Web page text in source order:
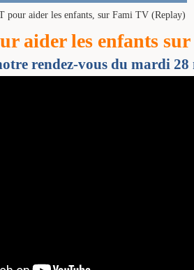
pour aider les enfants, sur Fami TV (Replay)
aider les enfants
rendez-vous du mardi 28